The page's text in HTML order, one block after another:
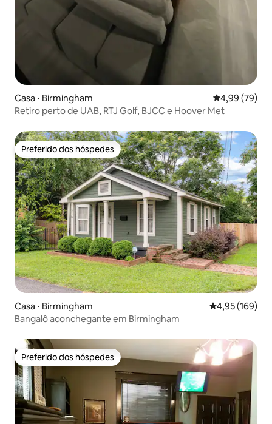
Casa ⋅ Birmingham 4,99 de uma
4,99 (79)
Retiro perto de UAB, RTJ Golf, BJCC e Hoover Met
Preferido dos hóspedes
Preferido dos hóspedes
Casa ⋅ Birmingham 4,95 de uma
4,95 (169)
Bangalô aconchegante em Birmingham
Preferido dos hóspedes
Preferido dos hóspedes